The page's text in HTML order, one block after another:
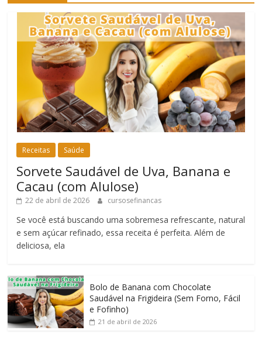
Receitas Saúde
Sorvete Saudável de Uva, Banana e
Cacau (com Alulose)
22 de abril de 2026 cursosefinancas
Se você está buscando uma sobremesa refrescante, natural
e sem açúcar refinado, essa receita é perfeita. Além de
deliciosa, ela
Bolo de Banana com Chocolate
Saudável na Frigideira (Sem Forno, Fácil
e Fofinho)
21 de abril de 2026